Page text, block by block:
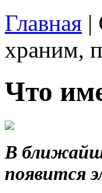
Главная |
храним,
Что
В
появится